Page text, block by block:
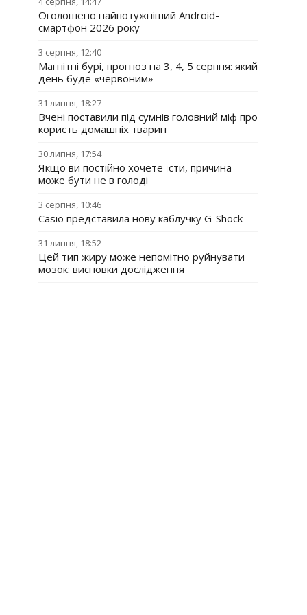
Оголошено найпотужніший Android-
смартфон 2026 року
3 серпня, 12:40
Магнітні бурі, прогноз на 3, 4, 5 серпня: який
день буде «червоним»
31 липня, 18:27
Вчені поставили під сумнів головний міф про
користь домашніх тварин
30 липня, 17:54
Якщо ви постійно хочете їсти, причина
може бути не в голоді
3 серпня, 10:46
Casio представила нову каблучку G-Shock
31 липня, 18:52
Цей тип жиру може непомітно руйнувати
мозок: висновки дослідження